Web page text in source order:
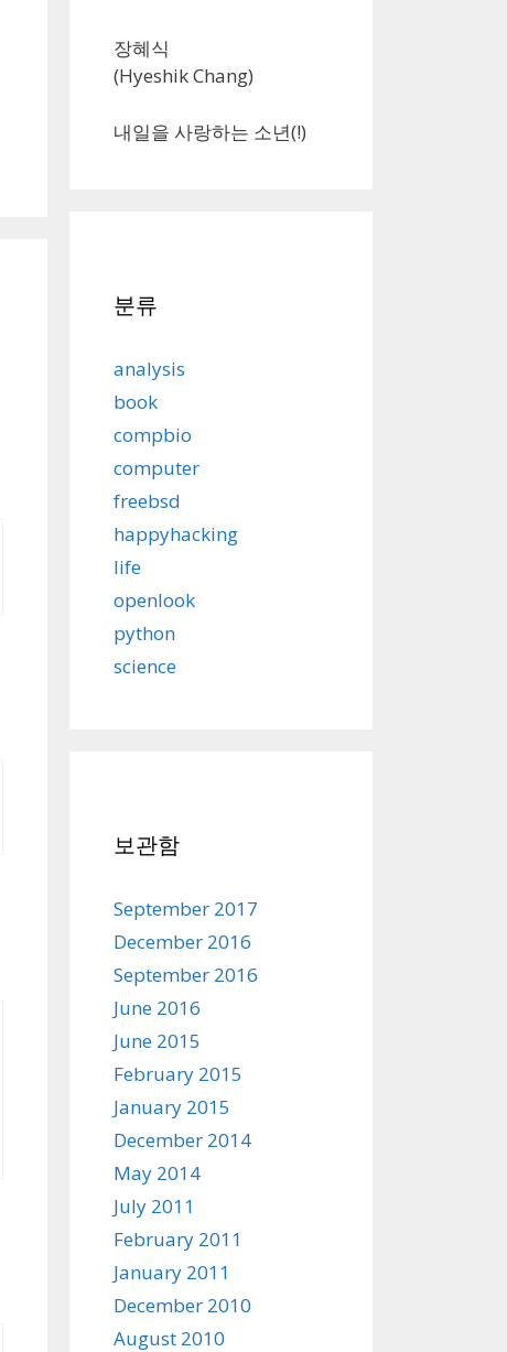
장혜식
(Hyeshik Chang)
내일을 사랑하는 소년(!)
분류
analysis
book
compbio
computer
freebsd
happyhacking
life
openlook
python
science
보관함
September 2017
December 2016
September 2016
June 2016
June 2015
February 2015
January 2015
December 2014
May 2014
July 2011
February 2011
January 2011
December 2010
August 2010